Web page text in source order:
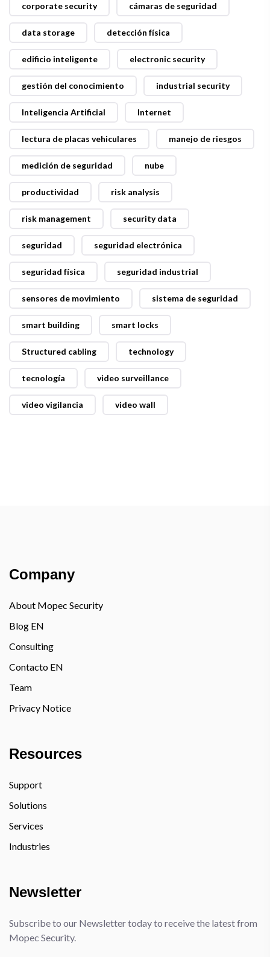
corporate security cámaras de seguridad
data storage detección física
edificio inteligente electronic security
gestión del conocimiento industrial security
Inteligencia Artificial Internet
lectura de placas vehiculares manejo de riesgos
medición de seguridad nube
productividad risk analysis
risk management security data
seguridad seguridad electrónica
seguridad física seguridad industrial
sensores de movimiento sistema de seguridad
smart building smart locks
Structured cabling technology
tecnología video surveillance
video vigilancia video wall
Company
About Mopec Security
Blog EN
Consulting
Contacto EN
Team
Privacy Notice
Resources
Support
Solutions
Services
Industries
Newsletter
Subscribe to our Newsletter today to receive the latest from
Mopec Security.